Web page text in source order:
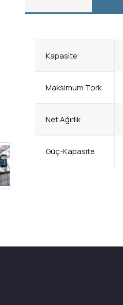
Kapasite
Maksimum Tork
Net Ağırlık
Güç-Kapasite